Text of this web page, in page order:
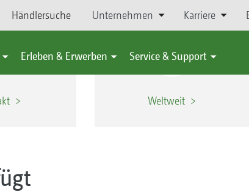
Händlersuche Unternehmen Karriere
Erleben & Erwerben Service & Support
Weltweit